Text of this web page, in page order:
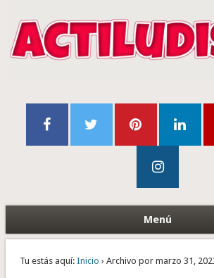
Menú
Tu estás aquí: Inicio › Archivo por marzo 31,